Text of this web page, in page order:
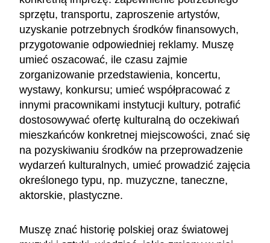
sprzętu, transportu, zaproszenie artystów,
uzyskanie potrzebnych środków finansowych,
przygotowanie odpowiedniej reklamy. Muszę
umieć oszacować, ile czasu zajmie
zorganizowanie przedstawienia, koncertu,
wystawy, konkursu; umieć współpracować z
innymi pracownikami instytucji kultury, potrafić
dostosowywać ofertę kulturalną do oczekiwań
mieszkańców konkretnej miejscowości, znać się
na pozyskiwaniu środków na przeprowadzenie
wydarzeń kulturalnych, umieć prowadzić zajęcia
określonego typu, np. muzyczne, taneczne,
aktorskie, plastyczne.
Muszę znać historię polskiej oraz światowej